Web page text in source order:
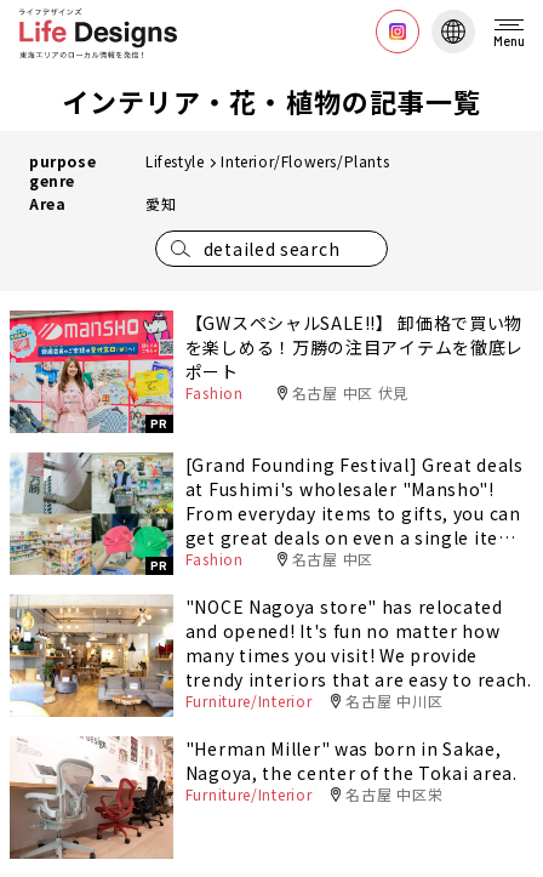
Menu
インテリア・花・植物の記事一覧
purpose
genre
Lifestyle Interior/Flowers/Plants
Area 愛知
detailed search
PR
【GWスペシャルSALE‼︎】 卸価格で買い物
を楽しめる！万勝の注目アイテムを徹底レ
ポート
Fashion 名古屋 中区 伏見
PR
[Grand Founding Festival] Great deals
at Fushimi's wholesaler "Mansho"!
From everyday items to gifts, you can
get great deals on even a single item
at wholesale prices
Fashion 名古屋 中区
"NOCE Nagoya store" has relocated
and opened! It's fun no matter how
many times you visit! We provide
trendy interiors that are easy to reach.
Furniture/Interior 名古屋 中川区
"Herman Miller" was born in Sakae,
Nagoya, the center of the Tokai area.
Furniture/Interior 名古屋 中区栄